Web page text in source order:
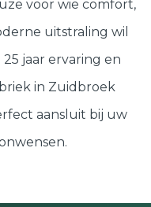
voor wie comfort,
uitstraling wil
jaar ervaring en
in Zuidbroek
aansluit bij uw
Samenstellen